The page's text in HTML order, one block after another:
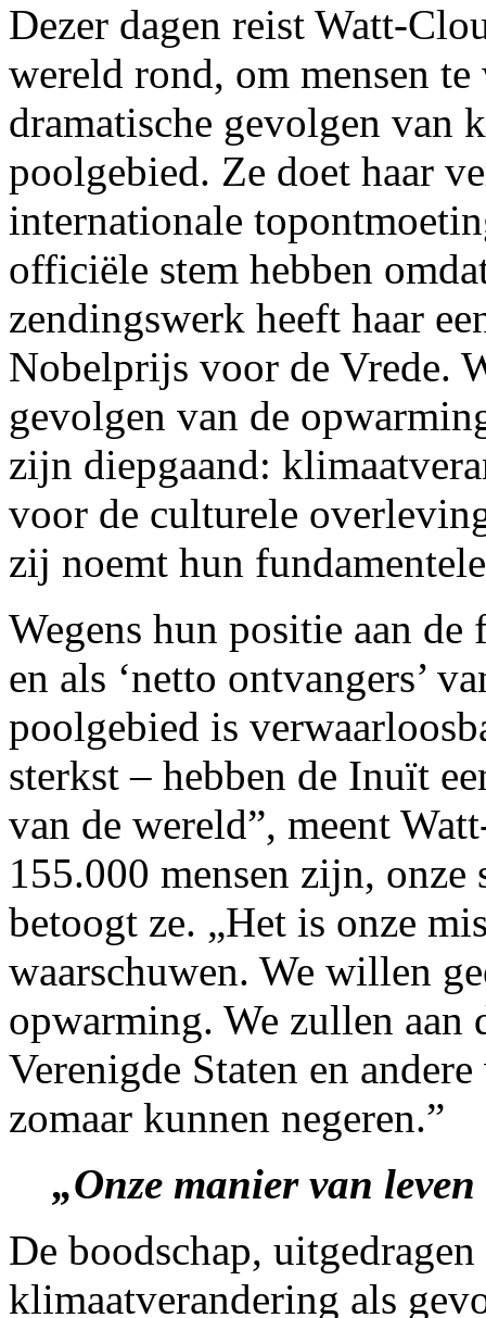
Dezer dagen reist Watt-
wereld rond, om mensen
dramatische gevolgen van
poolgebied. Ze doet haar
internationale
officiële stem hebben
zendingswerk heeft haar
Nobelprijs voor de Vrede.
gevolgen van de
zijn diepgaand:
voor de culturele
zij noemt hun
Wegens hun positie aan
en als ‘netto ontvangers’
poolgebied is
sterkst – hebben de Inuït
van de wereld”, meent
155.000 mensen zijn,
betoogt ze. „Het is onze
waarschuwen. We willen
opwarming. We zullen
Verenigde Staten en
zomaar kunnen negeren.”
„Onze manier van
De boodschap,
klimaatverandering als